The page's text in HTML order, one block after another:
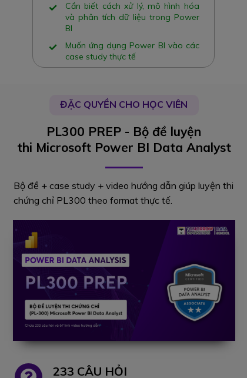
Cần biết cách xử lý, mô hình hóa
và phân tích dữ liệu trong Power
BI
Muốn ứng dụng Power BI vào các
case study thực tế
PL300 PREP - Bộ đề luyện
thi Microsoft Power BI Data Analyst
Bộ đề + case study + video hướng dẫn giúp luyện thi
chứng chỉ PL300 theo format thực tế.
233 CÂU HỎI
ĐẶC QUYỀN CHO HỌC VIÊN